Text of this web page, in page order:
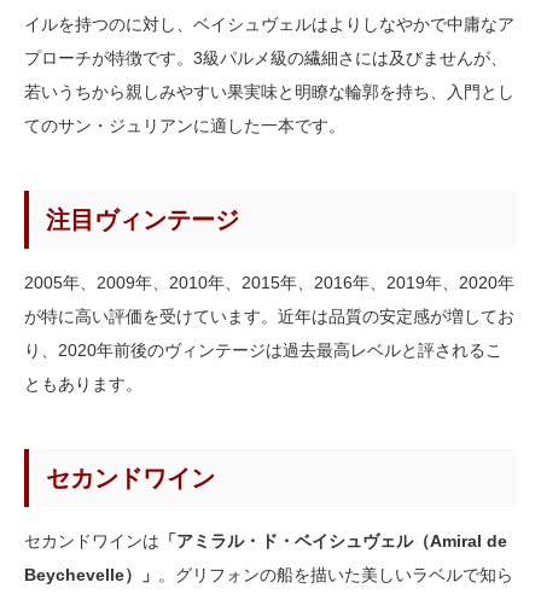
イルを持つのに対し、ベイシュヴェルはよりしなやかで中庸なア
プローチが特徴です。3級パルメ級の繊細さには及びませんが、
若いうちから親しみやすい果実味と明瞭な輪郭を持ち、入門とし
てのサン・ジュリアンに適した一本です。
注目ヴィンテージ
2005年、2009年、2010年、2015年、2016年、2019年、2020年
が特に高い評価を受けています。近年は品質の安定感が増してお
り、2020年前後のヴィンテージは過去最高レベルと評されるこ
ともあります。
セカンドワイン
セカンドワインは 「アミラル・ド・ベイシュヴェル（Amiral de
Beychevelle）」 。グリフォンの船を描いた美しいラベルで知ら